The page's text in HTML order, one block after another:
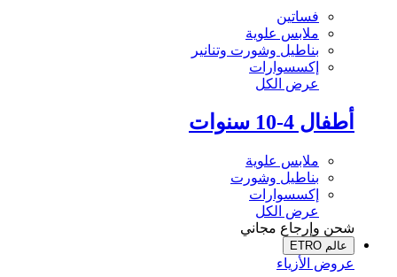
فساتين
ملابس علوية
بناطيل وشورت وتنانير
إكسسوارات
عرض الكل
أطفال 4-10 سنوات
ملابس علوية
بناطيل وشورت
إكسسوارات
عرض الكل
شحن وإرجاع مجاني
عالم ETRO
عروض الأزياء